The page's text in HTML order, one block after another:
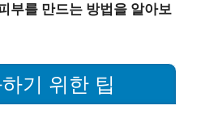
부를 만드는 방법을 알아보
기 위한 팁